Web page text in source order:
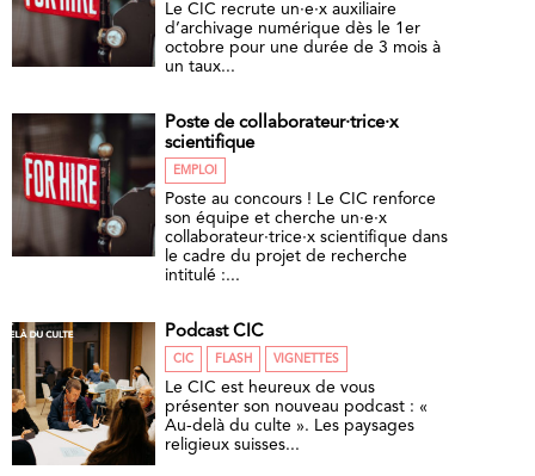
Le CIC recrute un·e·x auxiliaire
d’archivage numérique dès le 1er
octobre pour une durée de 3 mois à
un taux...
Poste de collaborateur·trice·x
scientifique
EMPLOI
Poste au concours ! Le CIC renforce
son équipe et cherche un·e·x
collaborateur·trice·x scientifique dans
le cadre du projet de recherche
intitulé :...
Podcast CIC
CIC FLASH VIGNETTES
Le CIC est heureux de vous
présenter son nouveau podcast : «
Au-delà du culte ». Les paysages
religieux suisses...